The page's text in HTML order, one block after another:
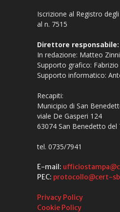
Iscrizione al Registro
al n. 7515
Direttore
In redazione: Matteo
Supporto grafico:
Supporto informatico:
Recapiti:
Municipio di San
viale De Gasperi 124
63074 San Benedetto del
tel. 0735/7941
E-mail:
PEC: protocollo@cert-
Privacy Policy
Cookie Policy